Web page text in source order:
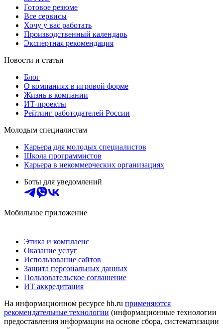
Готовое резюме
Все сервисы
Хочу у вас работать
Производственный календарь
Экспертная рекомендация
Новости и статьи
Блог
О компаниях в игровой форме
Жизнь в компании
ИТ-проекты
Рейтинг работодателей России
Молодым специалистам
Карьера для молодых специалистов
Школа программистов
Карьера в некоммерческих организациях
Боты для уведомлений
Мобильное приложение
Этика и комплаенс
Оказание услуг
Использование сайтов
Защита персональных данных
Пользовательское соглашение
ИТ аккредитация
На информационном ресурсе hh.ru применяются
рекомендательные технологии (информационные технологии
предоставления информации на основе сбора, систематизации